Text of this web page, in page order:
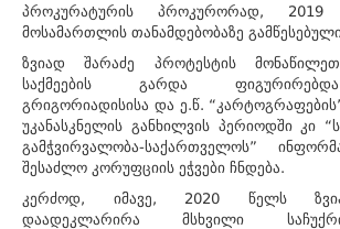
პროკურატურის პროკურორად,
მოსამართლის თანამდებობაზე
ზვიად შარაძე პროტესტის
საქმეების გარდა
გრიგორიადისისა და ე.წ. “კარტოგრაფების”
უკანასკნელის განხილვის პერიოდში კი
გამჭვირვალობა-საქართველოს”
შესაძლო კორუფციის ეჭვები ჩნდება.
კერძოდ, იმავე, 2020 წელს
დაადეკლარირა მსხვილი